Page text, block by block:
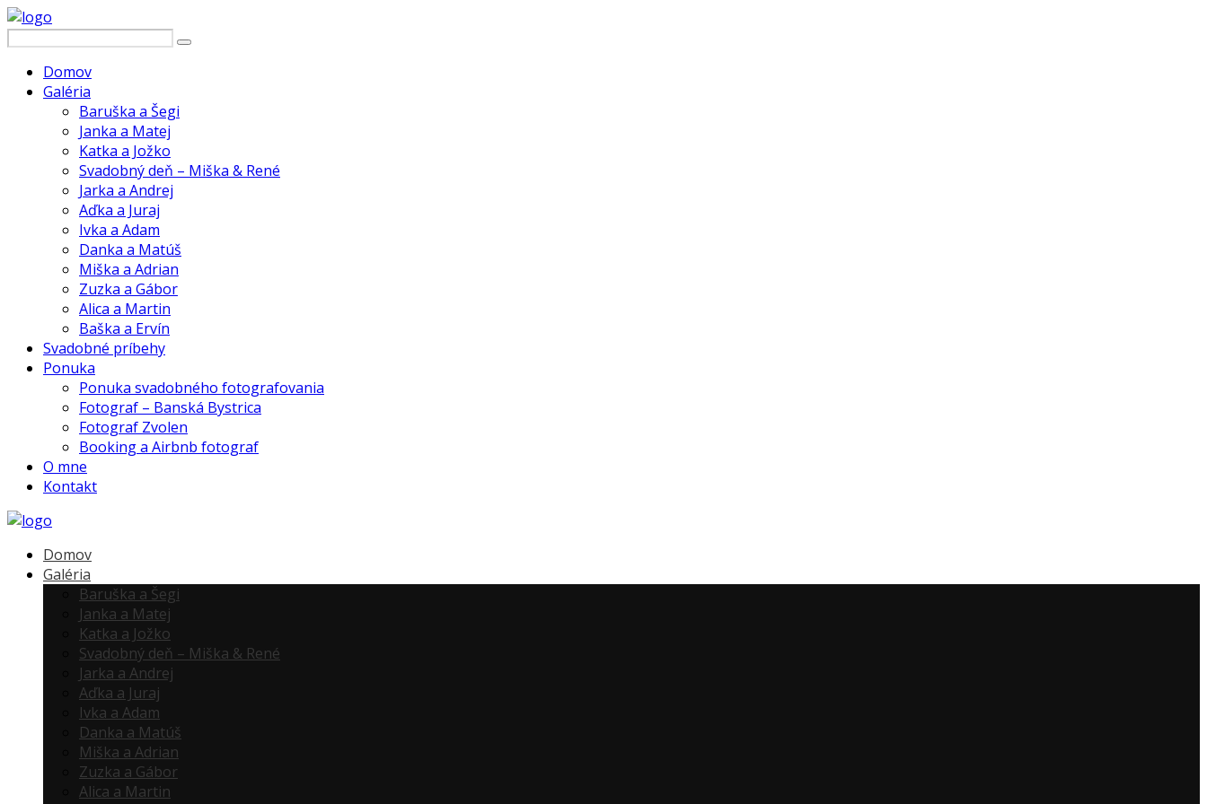
Domov
Galéria
Baruška a Šegi
Janka a Matej
Katka a Jožko
Svadobný deň – Miška & René
Jarka a Andrej
Aďka a Juraj
Ivka a Adam
Danka a Matúš
Miška a Adrian
Zuzka a Gábor
Alica a Martin
Baška a Ervín
Svadobné príbehy
Ponuka
Ponuka svadobného fotografovania
Fotograf – Banská Bystrica
Fotograf Zvolen
Booking a Airbnb fotograf
O mne
Kontakt
Domov
Galéria
Baruška a Šegi
Janka a Matej
Katka a Jožko
Svadobný deň – Miška & René
Jarka a Andrej
Aďka a Juraj
Ivka a Adam
Danka a Matúš
Miška a Adrian
Zuzka a Gábor
Alica a Martin